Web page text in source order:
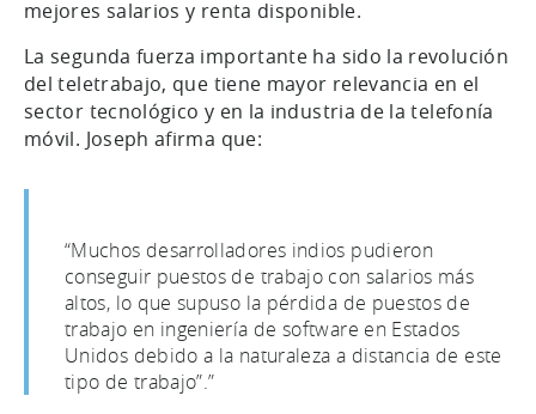
mejores salarios y renta disponible.
La segunda fuerza importante ha sido la revolución
del teletrabajo, que tiene mayor relevancia en el
sector tecnológico y en la industria de la telefonía
móvil. Joseph afirma que:
“Muchos desarrolladores indios pudieron
conseguir puestos de trabajo con salarios más
altos, lo que supuso la pérdida de puestos de
trabajo en ingeniería de software en Estados
Unidos debido a la naturaleza a distancia de este
tipo de trabajo”.”